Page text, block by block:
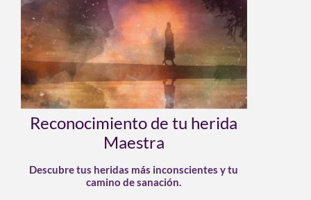
Reconocimiento de tu herida
Maestra
Descubre tus heridas más inconscientes y tu
camino de sanación.